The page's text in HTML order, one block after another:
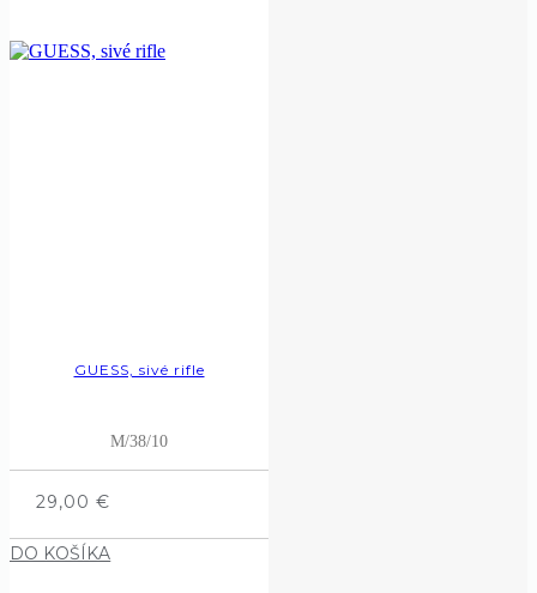
GUESS, sivé rifle
M/38/10
29,00 €
DO KOŠÍKA